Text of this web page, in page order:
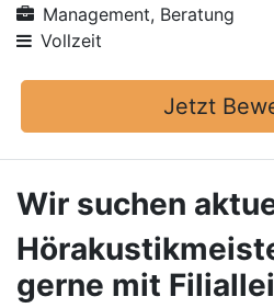
Management, Beratung
Vollzeit
Jetzt
Wir suchen
gerne mit